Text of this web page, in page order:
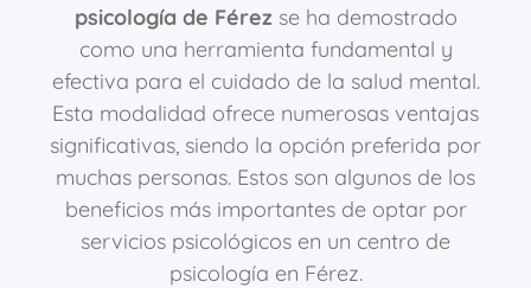
psicología de Férez se ha demostrado
como una herramienta fundamental y
efectiva para el cuidado de la salud mental.
Esta modalidad ofrece numerosas ventajas
significativas, siendo la opción preferida por
muchas personas. Estos son algunos de los
beneficios más importantes de optar por
servicios psicológicos en un centro de
psicología en Férez.